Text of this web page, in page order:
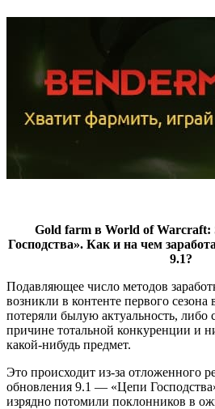
Gold farm в World of Warcraft:
Господства». Как и на чем
9.1?
Подавляющее число методов
возникли в контенте первого сезона
потеряли былую актуальность,
причине тотальной конкуренции и
какой-нибудь предмет.
Это происходит из-за отложенного
обновления 9.1 — «Цепи
изрядно потомили поклонников в